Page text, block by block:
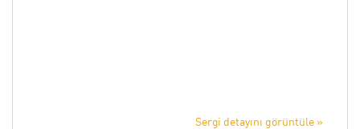
Sergi detayını görüntüle »